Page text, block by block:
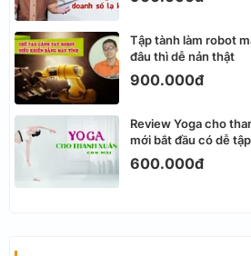
Tập tành làm robot
đâu thì dễ nản thật
900.000đ
Review Yoga cho
mới bắt đầu có dễ
600.000đ